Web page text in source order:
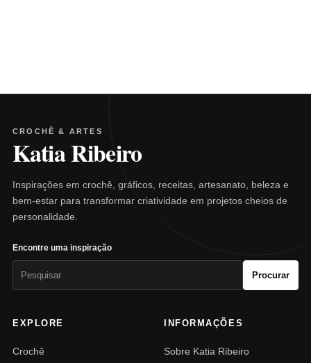
CROCHÊ & ARTES
Katia Ribeiro
Inspirações em crochê, gráficos, receitas, artesanato, beleza e
bem-estar para transformar criatividade em projetos cheios de
personalidade.
Encontre uma inspiração
Procurar
EXPLORE
Crochê
INFORMAÇÕES
Sobre Katia Ribeiro